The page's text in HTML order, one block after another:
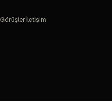
Görüşlerİletişim